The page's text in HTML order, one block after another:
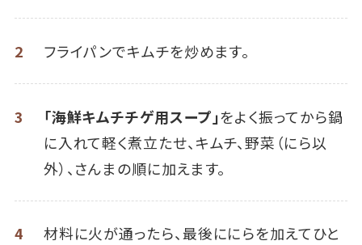
2 フライパンでキムチを炒めます。
3 「海鮮キムチチゲ用スープ」をよく振ってから鍋
に入れて軽く煮立たせ、キムチ、野菜（にら以
外）、さんまの順に加えます。
4
材料に火が通ったら、最後ににらを加えてひと